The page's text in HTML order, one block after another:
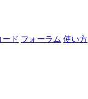
ード フォーラム 使い方